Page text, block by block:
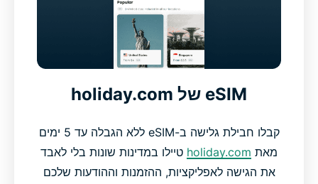
eSIM של holiday.com
קבלו חבילת גלישה ב-eSIM ללא הגבלה עד 5 ימים
מאת holiday.com טיילו במדינות שונות בלי לאבד
את הגישה לאפליקציות, ההזמנות וההודעות שלכם